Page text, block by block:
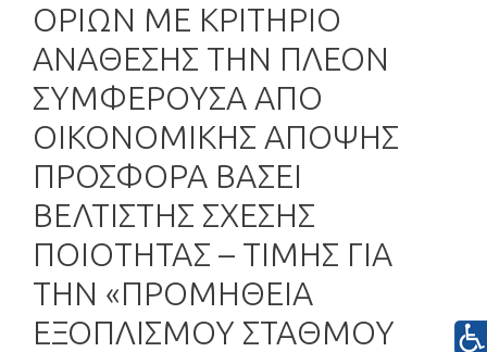
ΟΡΙΩΝ ΜΕ ΚΡΙΤΗΡΙΟ
ΑΝΑΘΕΣΗΣ ΤΗΝ ΠΛΕΟΝ
ΣΥΜΦΕΡΟΥΣΑ ΑΠΟ
ΟΙΚΟΝΟΜΙΚΗΣ ΑΠΟΨΗΣ
ΠΡΟΣΦΟΡΑ ΒΑΣΕΙ
ΒΕΛΤΙΣΤΗΣ ΣΧΕΣΗΣ
ΠΟΙΟΤΗΤΑΣ – ΤΙΜΗΣ ΓΙΑ
ΤΗΝ «ΠΡΟΜΗΘΕΙΑ
ΕΞΟΠΛΙΣΜΟΥ ΣΤΑΘΜΟΥ